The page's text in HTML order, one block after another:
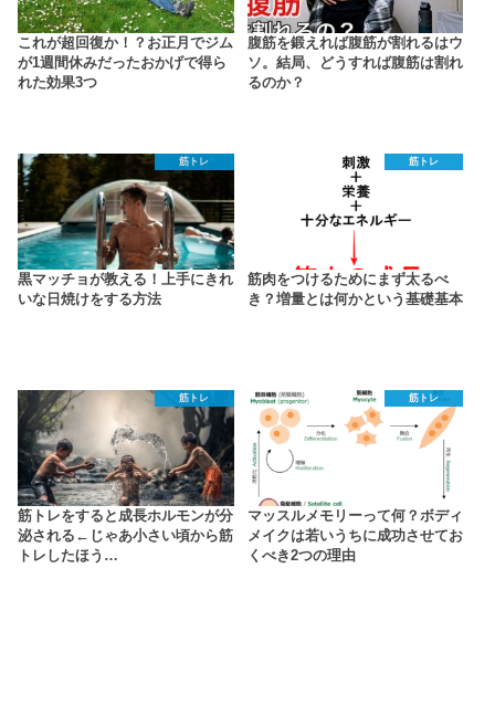
これが超回復か！？お正月でジム
が1週間休みだったおかげで得ら
れた効果3つ
腹筋を鍛えれば腹筋が割れるはウ
ソ。結局、どうすれば腹筋は割れ
るのか？
筋トレ
黒マッチョが教える！上手にきれ
いな日焼けをする方法
筋トレ
筋肉をつけるためにまず太るべ
き？増量とは何かという基礎基本
筋トレ
筋トレをすると成長ホルモンが分
泌される←じゃあ小さい頃から筋
トレしたほう…
筋トレ
マッスルメモリーって何？ボディ
メイクは若いうちに成功させてお
くべき2つの理由